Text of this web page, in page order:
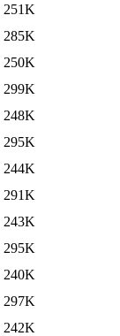
251K
285K
250K
299K
248K
295K
244K
291K
243K
295K
240K
297K
242K